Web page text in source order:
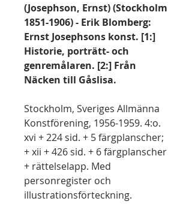
(Josephson, Ernst) (Stockholm
1851-1906) - Erik Blomberg:
Ernst Josephsons konst. [1:]
Historie, porträtt- och
genremålaren. [2:] Från
Näcken till Gåslisa.
Stockholm, Sveriges Allmänna
Konstförening, 1956-1959. 4:o.
xvi + 224 sid. + 5 färgplanscher;
+ xii + 426 sid. + 6 färgplanscher
+ rättelselapp. Med
personregister och
illustrationsförteckning.